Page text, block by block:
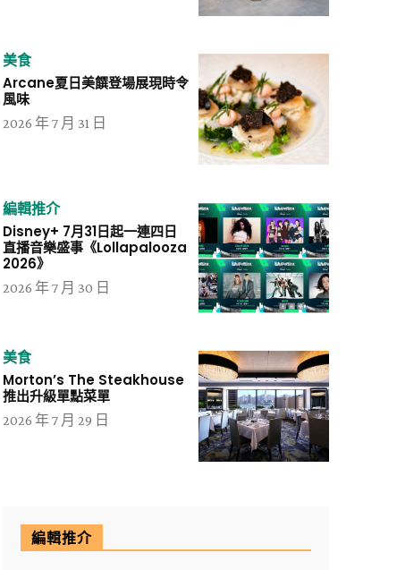
美食
Arcane夏日美饌登場展現時令
風味
2026 年 7 月 31 日
編輯推介
Disney+ 7月31日起一連四日
直播音樂盛事《Lollapalooza
2026》
2026 年 7 月 30 日
美食
Morton’s The Steakhouse
推出升級單點菜單
2026 年 7 月 29 日
編輯推介